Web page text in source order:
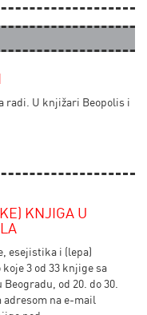
radi. U knjižari Beopolis i
KNJIGA U
esejistika i (lepa)
3 od 33 knjige sa
od 20. do 30.
na e-mail